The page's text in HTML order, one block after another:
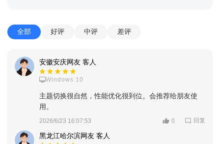
全部 好评 中评 差评
安徽安庆网友 客人
Windows 10
主题切换很自然，性能优化很到位。会推荐给朋友使
用。
2026/6/23 16:07:53 0 回复
黑龙江哈尔滨网友 客人